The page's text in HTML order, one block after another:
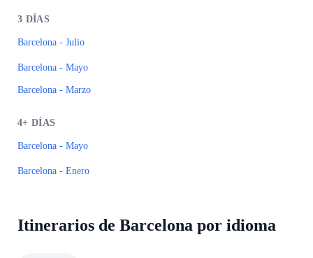
3 DÍAS
Barcelona - Julio
Barcelona - Mayo
Barcelona - Marzo
4+ DÍAS
Barcelona - Mayo
Barcelona - Enero
Itinerarios de Barcelona por idioma